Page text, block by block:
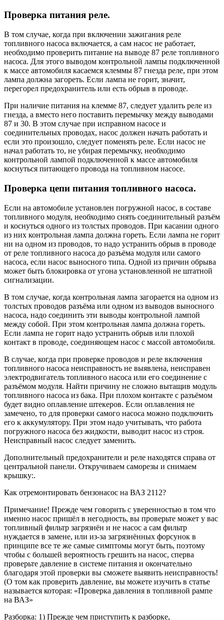
Проверка питания реле.
В том случае, когда при включении зажигания реле
топливного насоса включается, а сам насос не работает,
необходимо проверить питание на выводе 87 реле топливного
насоса. Для этого выводом контрольной лампы подключенной
к массе автомобиля касаемся клеммы 87 гнезда реле, при этом
лампа должна загореть. Если лампа не горит, значит,
перегорел предохранитель или есть обрыв в проводе.
При наличие питания на клемме 87, следует удалить реле из
гнезда, а вместо него поставить перемычку между выводами
87 и 30. В этом случае при исправном насосе и
соединительных проводах, насос должен начать работать и
если это произошло, следует поменять реле. Если насос не
начал работать то, не убирая перемычку, необходимо
контрольной лампой подключенной к массе автомобиля
коснуться питающего провода на топливном насосе.
Проверка цепи питания топливного насоса.
Если на автомобиле установлен погружной насос, в составе
топливного модуля, необходимо снять соединительный разъём
и коснуться одного из толстых проводов. При касании одного
из них контрольная лампа должна гореть. Если лампа не горит
ни на одном из проводов, то надо устранить обрыв в проводе
от реле топливного насоса до разъёма модуля или самого
насоса, если насос выносного типа. Одной из причин обрыва
может быть блокировка от угона установленной не штатной
сигнализации.
В том случае, когда контрольная лампа загорается на одном из
толстых проводов разъёма или одном из выводов выносного
насоса, надо соединить эти выводы контрольной лампой
между собой. При этом контрольная лампа должна гореть.
Если лампа не горит надо устранить обрыв или плохой
контакт в проводе, соединяющем насос с массой автомобиля.
В случае, когда при проверке проводов и реле включения
топливного насоса неисправность не выявлена, неисправен
электродвигатель топливного насоса или его соединение с
разъёмом модуля. Найти причину не сложно вытащив модуль
топливного насоса из бака. При плохом контакте с разъёмом
будет видно оплавление штекеров. Если оплавления не
замечено, то для проверки самого насоса можно подключить
его к аккумулятору. При этом надо учитывать, что работа
погружного насоса без жидкости, выводит насос из строя.
Неисправный насос следует заменить.
Дополнительный предохранители и реле находятся справа от
центральной панели. Откручиваем саморезы и снимаем
крышку:.
Как отремонтировать бензонасос на ВАЗ 2112?
Примечание! Прежде чем говорить с уверенностью в том что
именно насос пришёл в негодность, вы проверьте может у вас
топливный фильтр загрязнён и не насос а сам фильтр
нуждается в замене, или из-за загрязнённых форсунок в
принципе все те же самые симптомы могут быть, поэтому
чтобы с большей вероятность грешить на насос, сперва
проверьте давление в системе питания и окончательно
благодаря этой проверки вы сможете выявить неисправность!
(О том как проверить давление, вы можете изучить в статье
называется которая: «Проверка давления в топливной рампе
на ВАЗ»
Разборка: 1) Прежде чем приступить к разборке,